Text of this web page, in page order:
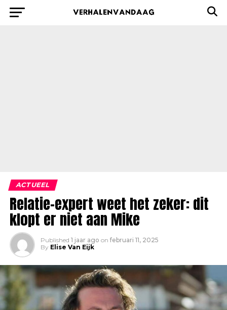
ACTUEEL
Relatie-expert weet het zeker: dit
klopt er niet aan Mike
Published 1 jaar ago on februari 11, 2025
By Elise Van Eijk